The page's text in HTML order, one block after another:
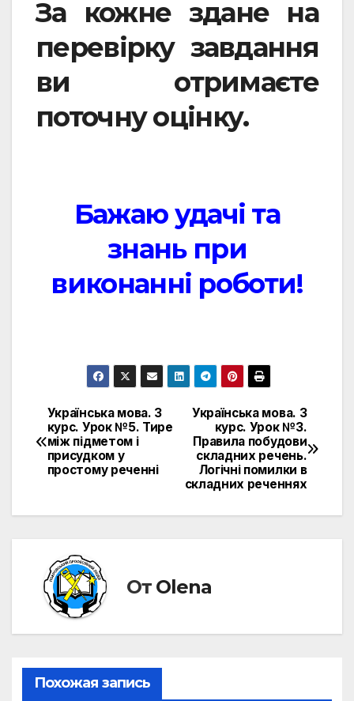
За кожне здане на
перевірку завдання
ви отримаєте
поточну оцінку.
Бажаю удачі та
знань при
виконанні роботи!
Навигация
по
записям
Українська мова. 3
курс. Урок №3.
Правила побудови
складних речень.
Логічні помилки в
складних реченнях
Українська мова. 3
курс. Урок №5. Тире
між підметом і
присудком у
простому реченні
От Olena
Похожая запись